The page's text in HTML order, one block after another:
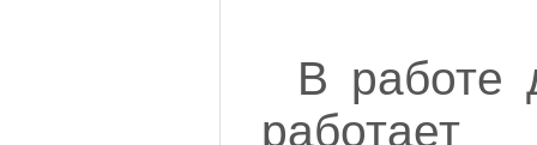
В работе